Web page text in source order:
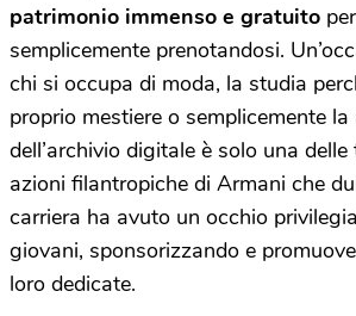
patrimonio immenso e gratuito
semplicemente prenotandosi.
chi si occupa di moda, la studia
proprio mestiere o semplicemente la
dell’archivio digitale è solo una delle
azioni filantropiche di Armani che
carriera ha avuto un occhio
giovani, sponsorizzando e
loro dedicate.